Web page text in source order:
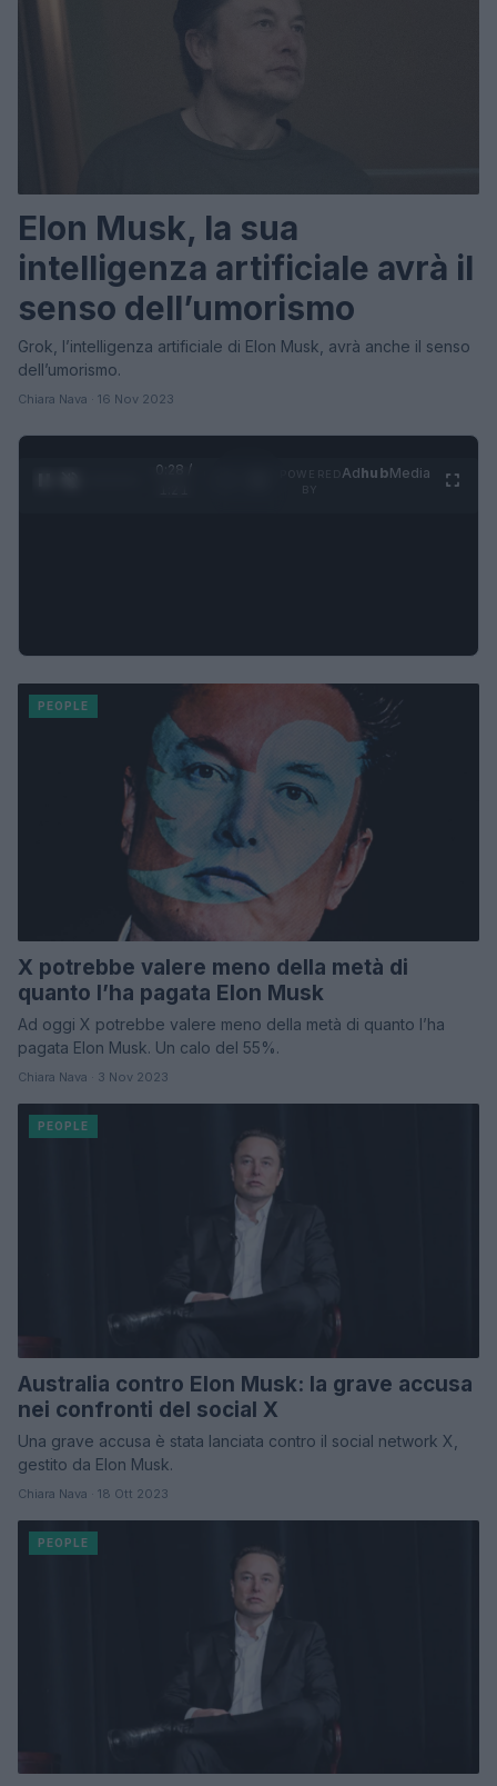
Elon Musk, la sua
intelligenza artificiale avrà il
senso dell’umorismo
Grok, l’intelligenza artificiale di Elon Musk, avrà anche il senso
dell’umorismo.
Chiara Nava · 16 Nov 2023
0:30 /
AdhubMedia
PEOPLE
X potrebbe valere meno della metà di
quanto l’ha pagata Elon Musk
Ad oggi X potrebbe valere meno della metà di quanto l’ha
pagata Elon Musk. Un calo del 55%.
Chiara Nava · 3 Nov 2023
PEOPLE
Australia contro Elon Musk: la grave accusa
nei confronti del social X
Una grave accusa è stata lanciata contro il social network X,
gestito da Elon Musk.
Chiara Nava · 18 Ott 2023
PEOPLE